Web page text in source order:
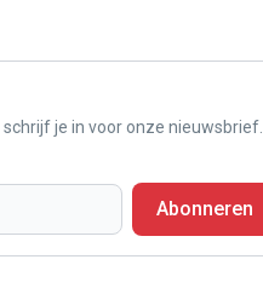
je in voor onze nieuwsbrief.
Abonneren